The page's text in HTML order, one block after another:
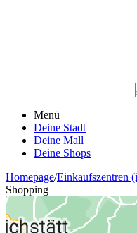
Menü
Deine Stadt
Deine Mall
Deine Shops
Homepage/Einkaufszentren
Shopping